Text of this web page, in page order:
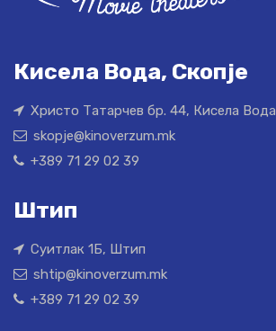
Кисела Вода, Скопје
Христо Татарчев бр. 44, Кисела Вода
skopje@kinoverzum.mk
+389 71 29 02 39
Штип
Суитлак 1Б, Штип
shtip@kinoverzum.mk
+389 71 29 02 39